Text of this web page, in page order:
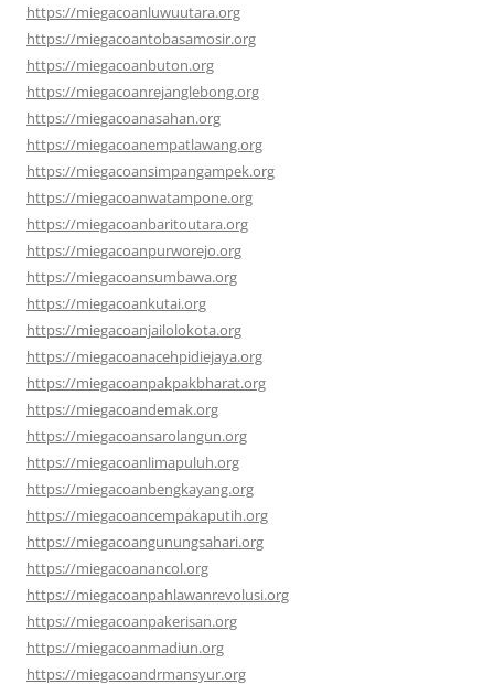
https://miegacoanluwuutara.org
https://miegacoantobasamosir.org
https://miegacoanbuton.org
https://miegacoanrejanglebong.org
https://miegacoanasahan.org
https://miegacoanempatlawang.org
https://miegacoansimpangampek.org
https://miegacoanwatampone.org
https://miegacoanbaritoutara.org
https://miegacoanpurworejo.org
https://miegacoansumbawa.org
https://miegacoankutai.org
https://miegacoanjailolokota.org
https://miegacoanacehpidiejaya.org
https://miegacoanpakpakbharat.org
https://miegacoandemak.org
https://miegacoansarolangun.org
https://miegacoanlimapuluh.org
https://miegacoanbengkayang.org
https://miegacoancempakaputih.org
https://miegacoangunungsahari.org
https://miegacoanancol.org
https://miegacoanpahlawanrevolusi.org
https://miegacoanpakerisan.org
https://miegacoanmadiun.org
https://miegacoandrmansyur.org